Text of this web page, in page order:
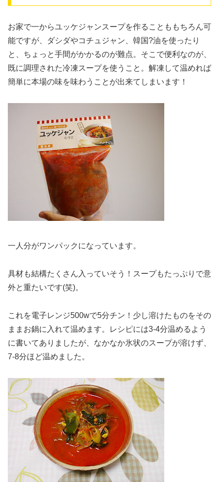
お家で一からユッケジャンスープを作ることももちろん可
能ですが、ダシダやコチュジャン、韓国?油を使ったり
と、ちょっと手間がかかるのが難点。そこで便利なのが、
既に調理された冷凍スープを使うこと。解凍して温めれば
簡単に本場の味を味わうことが出来てしまいます！
一人分がワンパックになっています。
具材も結構たくさん入っていそう！スープもたっぷりで意
外と重たいです(笑)。
これを電子レンジ500wで5分チン！少し溶けたものをその
ままお鍋に入れて温めます。レシピには3-4分温めるよう
に書いてありましたが、なかなか氷状のスープが溶けず、
7-8分ほど温めました。